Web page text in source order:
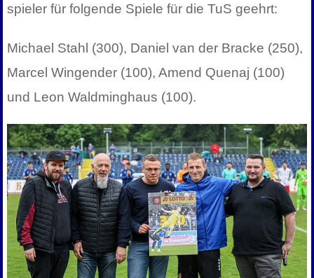
spieler für folgende Spiele für die TuS geehrt:
Michael Stahl (300), Daniel van der Bracke (250),
Marcel Wingender (100), Amend Quenaj (100)
und Leon Waldminghaus (100).